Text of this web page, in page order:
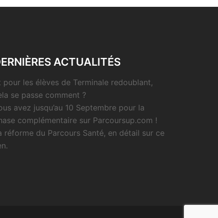
ACTUALITÉS
pour les élèves de Terminale redoublant,
se passe comment ?
avez jusqu’au 10 Septembre pour la
complémentaire sur Parcoursup.com !
réforme du Parcours Santé, en détail sur ce